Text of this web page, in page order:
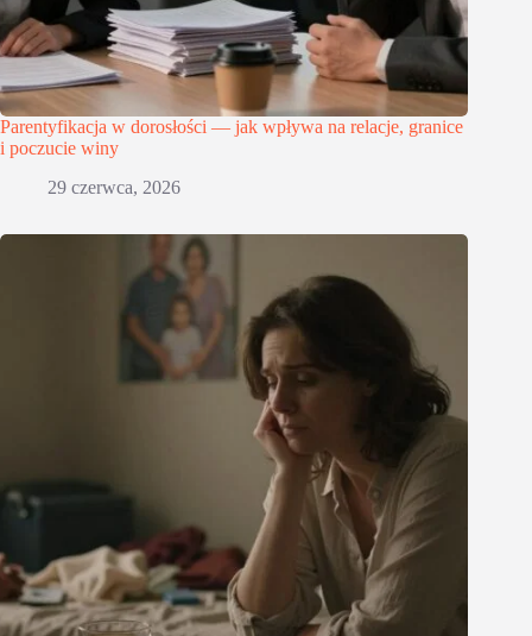
Parentyfikacja w dorosłości — jak wpływa na relacje, granice
i poczucie winy
29 czerwca, 2026